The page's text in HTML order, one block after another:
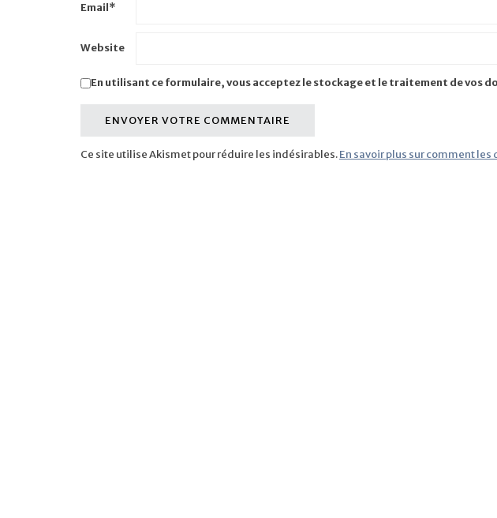
Email*
Website
En utilisant ce formulaire, vous acceptez le stockage et le traitement de vos
Ce site utilise Akismet pour réduire les indésirables.En savoir plus sur comment